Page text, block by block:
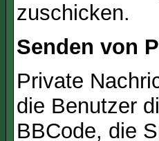
zuschicken.
Senden von
Private
die Benutzer
BBCode, die